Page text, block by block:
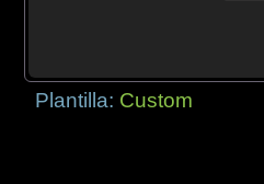
Plantilla: Custom